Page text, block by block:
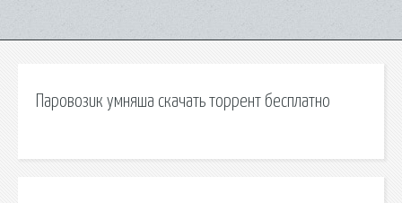
Паровозик умняша скачать торрент бесплатно